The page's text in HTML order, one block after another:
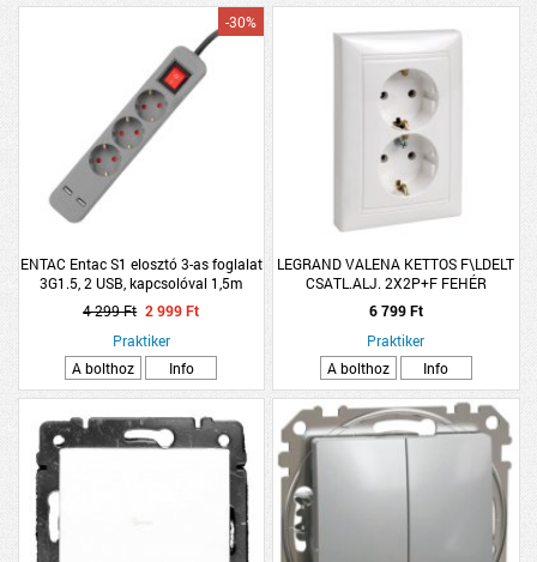
ENTAC Entac S1 elosztó 3-as foglalat
3G1.5, 2 USB, kapcsolóval 1,5m
szürke
-30%
4 299 Ft 2 999 Ft
Praktiker
A bolthoz
Info
LEGRAND VALENA KETTOS F\LDELT
CSATL.ALJ. 2X2P+F FEHÉR
KOMPLETT
6 799 Ft
Praktiker
A bolthoz
Info